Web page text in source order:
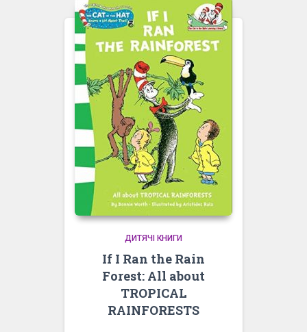
ДИТЯЧІ КНИГИ
If I Ran the Rain
Forest: All about
TROPICAL
RAINFORESTS